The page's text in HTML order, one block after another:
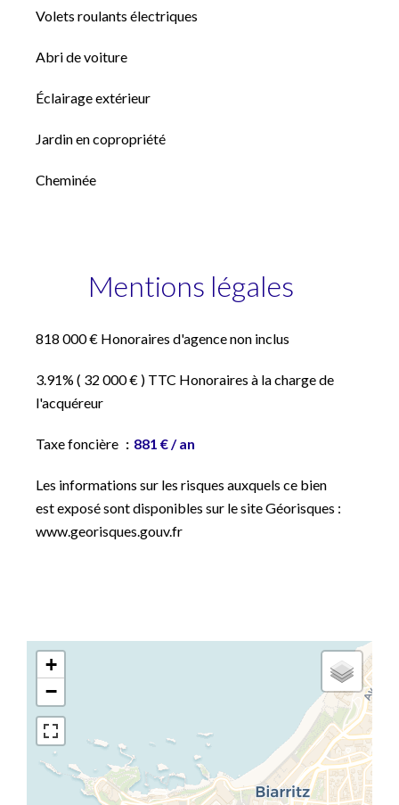
Volets roulants électriques
Abri de voiture
Éclairage extérieur
Jardin en copropriété
Cheminée
Mentions légales
818 000 € Honoraires d'agence non inclus
3.91% ( 32 000 € ) TTC Honoraires à la charge de
l'acquéreur
Taxe foncière 881 € / an
Les informations sur les risques auxquels ce bien
est exposé sont disponibles sur le site Géorisques :
www.georisques.gouv.fr
+
−